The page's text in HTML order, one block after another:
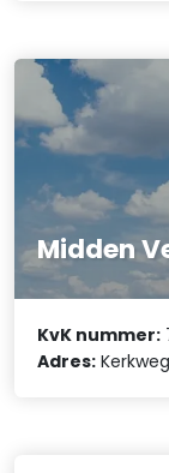
Midden
KvK nummer:
Adres: